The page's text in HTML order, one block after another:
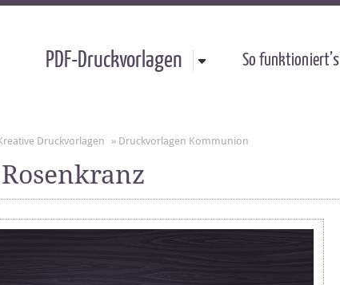
PDF-Druckvorlagen So funktioniert’s
Druckvorlagen » Druckvorlagen Kommunion